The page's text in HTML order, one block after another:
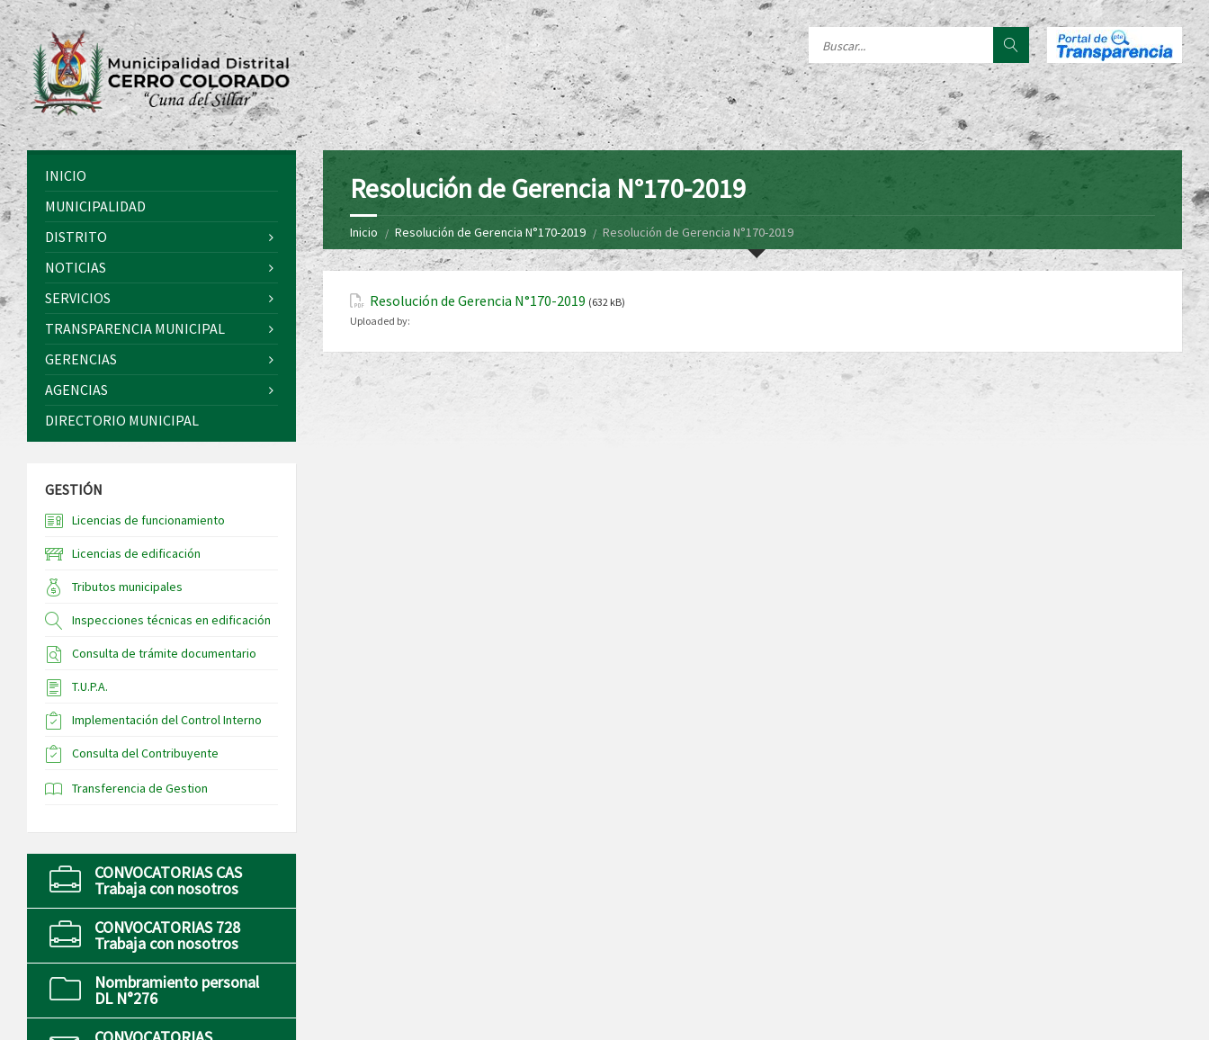
Resolución de Gerencia N°170-2019
Inicio Resolución de Gerencia N°170-2019 Resolución de Gerencia N°170-2019
Resolución de Gerencia N°170-2019 (632 kB)
Uploaded by:
INICIO
MUNICIPALIDAD
DISTRITO
NOTICIAS
SERVICIOS
TRANSPARENCIA MUNICIPAL
GERENCIAS
AGENCIAS
DIRECTORIO MUNICIPAL
GESTIÓN
Licencias de funcionamiento
Licencias de edificación
Tributos municipales
Inspecciones técnicas en edificación
Consulta de trámite documentario
T.U.P.A.
Implementación del Control Interno
Consulta del Contribuyente
Transferencia de Gestion
CONVOCATORIAS CAS
Trabaja con nosotros
CONVOCATORIAS 728
Trabaja con nosotros
Nombramiento personal
DL N°276